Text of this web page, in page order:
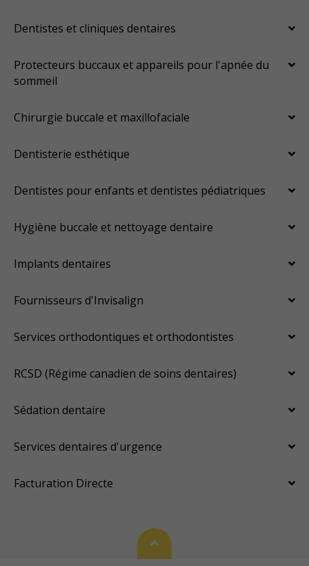
Dentistes et cliniques dentaires
Protecteurs buccaux et appareils pour l'apnée du
sommeil
Chirurgie buccale et maxillofaciale
Dentisterie esthétique
Dentistes pour enfants et dentistes pédiatriques
Hygiène buccale et nettoyage dentaire
Implants dentaires
Fournisseurs d'Invisalign
Services orthodontiques et orthodontistes
RCSD (Régime canadien de soins dentaires)
Sédation dentaire
Services dentaires d'urgence
Facturation Directe
Haut de page